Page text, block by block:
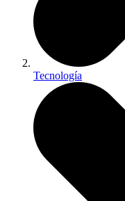
Tecnología